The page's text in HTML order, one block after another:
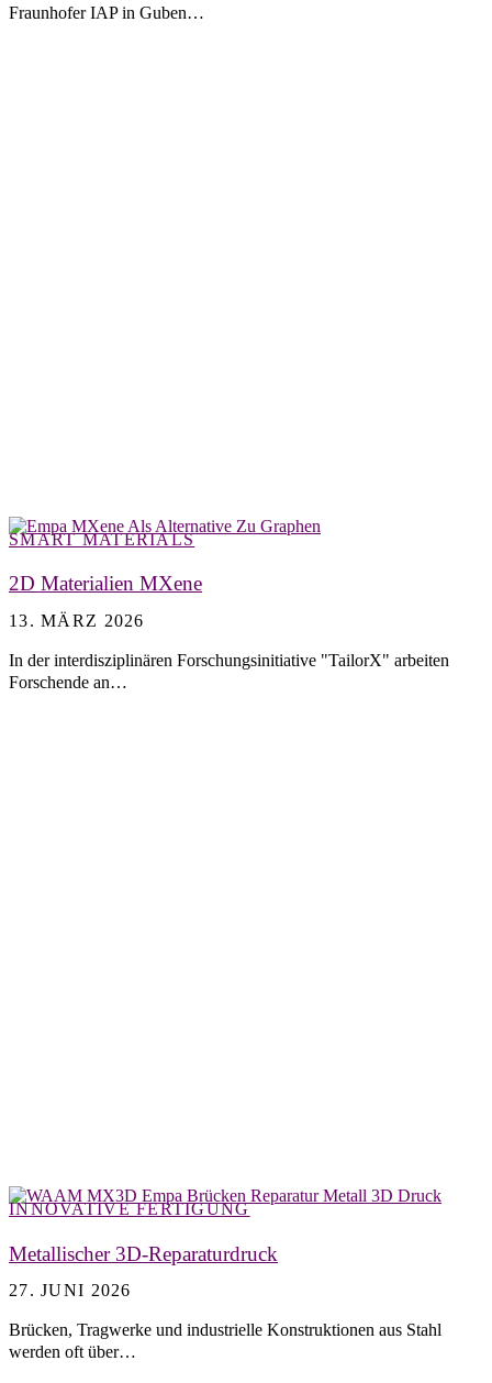
Fraunhofer IAP in Guben…
SMART MATERIALS
2D Materialien MXene
13. MÄRZ 2026
In der interdisziplinären Forschungsinitiative "TailorX" arbeiten
Forschende an…
INNOVATIVE FERTIGUNG
Metallischer 3D-Reparaturdruck
27. JUNI 2026
Brücken, Tragwerke und industrielle Konstruktionen aus Stahl
werden oft über…